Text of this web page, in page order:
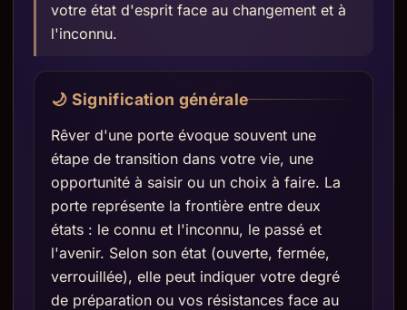
votre état d'esprit face au changement et à
l'inconnu.
🌙 Signification générale
Rêver d'une porte évoque souvent une
étape de transition dans votre vie, une
opportunité à saisir ou un choix à faire. La
porte représente la frontière entre deux
états : le connu et l'inconnu, le passé et
l'avenir. Selon son état (ouverte, fermée,
verrouillée), elle peut indiquer votre degré
de préparation ou vos résistances face au